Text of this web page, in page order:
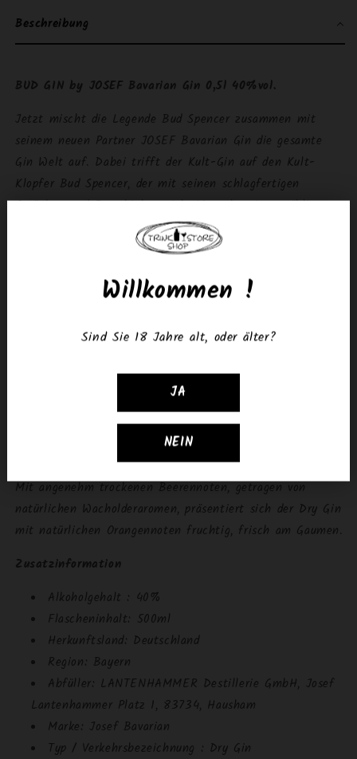
0,5l
Beschreibung
BUD GIN by JOSEF Bavarian Gin 0,5l 40%vol.
Jetzt mischt die Legende Bud Spencer zusammen mit
seinem neuen Partner JOSEF Bavarian Gin die gesamte
Gin Welt auf. Dabei trifft der Kult-Gin auf den Kult-
Klopfer Bud Spencer, der mit seinen schlagfertigen
Sprüchen und Fausthieben viele Menschen in unzähligen
Filmstreifen seit Jahrzehnten begeistert.
Für den durchschlagenden Geschmack haben wir neben
Bud Spencer noch andere berühmte und bekannte
Schauspieler gewonnen: Wacholder, Zitrone, Hopfen u.v.m.,
Genuss-Blockbuster. Als Regisseur sorgt die
Destillateuren und den traditionellen Kupferbrennblasen
für das perfekte Zusammenspiel und liefert Gin-
Highlights Schlag auf Schlag. Alles, was Sie noch tun
Mit angenehm trockenen Beerennoten, getragen von
natürlichen Wacholderaromen, präsentiert sich der Dry Gin
mit natürlichen Orangennoten fruchtig, frisch am Gaumen.
Zusatzinformation
Alkoholgehalt : 40%
Flascheninhalt: 500ml
Herkunftsland: Deutschland
Region: Bayern
Abfüller: LANTENHAMMER Destillerie GmbH, Josef
Lantenhammer Platz 1, 83734, Hausham
Marke: Josef Bavarian
Typ / Verkehrsbezeichnung : Dry Gin
Willkommen !
Sind Sie 18 Jahre alt, oder älter?
JA
NEIN